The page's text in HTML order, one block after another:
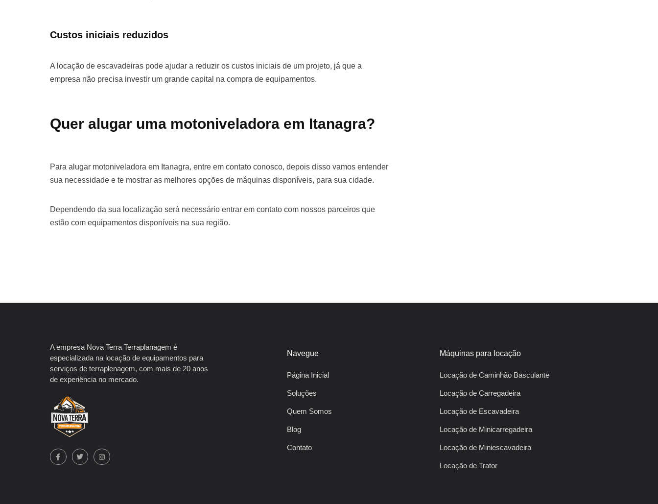
Custos iniciais reduzidos
A locação de escavadeiras pode ajudar a reduzir os custos iniciais de um projeto, já que a
empresa não precisa investir um grande capital na compra de equipamentos.
Quer alugar uma motoniveladora em Itanagra?
Para alugar motoniveladora em Itanagra, entre em contato conosco, depois disso vamos entender
sua necessidade e te mostrar as melhores opções de máquinas disponíveis, para sua cidade.
Dependendo da sua localização será necessário entrar em contato com nossos parceiros que
estão com equipamentos disponíveis na sua região.
A empresa Nova Terra Terraplanagem é
especializada na locação de equipamentos para
serviços de terraplenagem, com mais de 20 anos
de experiência no mercado.
Navegue
Página Inicial
Soluções
Quem Somos
Blog
Contato
Máquinas para locação
Locação de Caminhão Basculante
Locação de Carregadeira
Locação de Escavadeira
Locação de Minicarregadeira
Locação de Miniescavadeira
Locação de Trator